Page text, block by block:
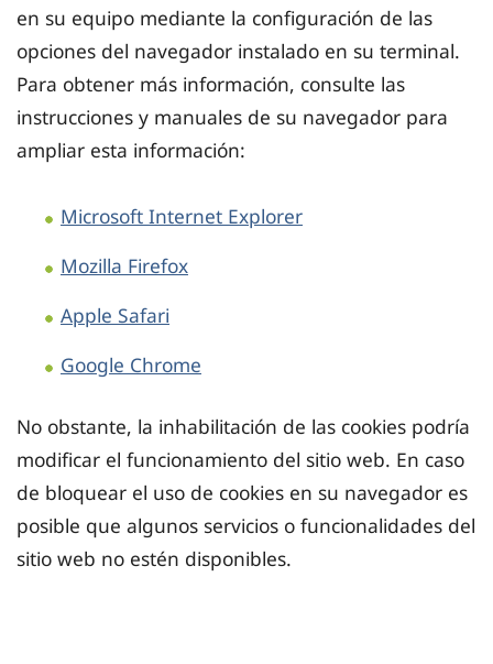
en su equipo mediante la configuración de las
opciones del navegador instalado en su terminal.
Para obtener más información, consulte las
instrucciones y manuales de su navegador para
ampliar esta información:
Microsoft Internet Explorer
Mozilla Firefox
Apple Safari
Google Chrome
No obstante, la inhabilitación de las cookies podría
modificar el funcionamiento del sitio web. En caso
de bloquear el uso de cookies en su navegador es
posible que algunos servicios o funcionalidades del
sitio web no estén disponibles.